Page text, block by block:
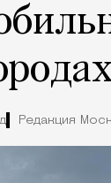
Редакция